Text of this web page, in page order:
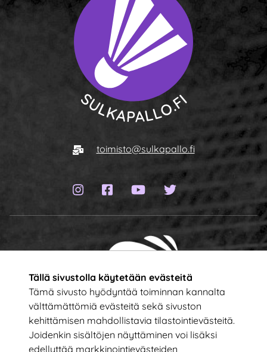
Tällä sivustolla käytetään evästeitä
Tämä sivusto hyödyntää toiminnan kannalta
välttämättömiä evästeitä sekä sivuston
kehittämisen mahdollistavia tilastointievästeitä.
Joidenkin sisältöjen näyttäminen voi lisäksi
edellyttää markkinointievästeiden
Sähköposti
toimisto@sulkapallo.fi
Instagram-sivu
Facebook-sivu
YouTube-kanava
Twitter-sivu
Tilaa uutiskirje!